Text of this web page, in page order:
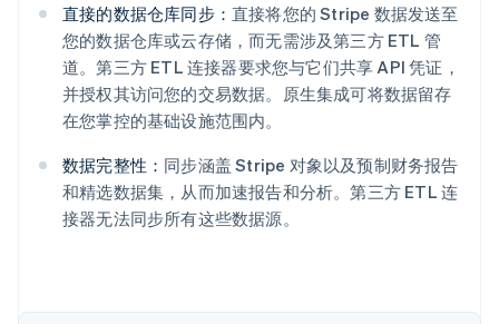
直接的数据仓库同步： 直接将您的 Stripe 数据发送至
您的数据仓库或云存储，而无需涉及第三方 ETL 管
道。第三方 ETL 连接器要求您与它们共享 API 凭证，
并授权其访问您的交易数据。原生集成可将数据留存
在您掌控的基础设施范围内。
数据完整性： 同步涵盖 Stripe 对象以及预制财务报告
和精选数据集，从而加速报告和分析。第三方 ETL 连
接器无法同步所有这些数据源。
爱尔兰
English
爱沙尼亚
English
奥地利
DeutschEnglish
English
巴西
PortuguêsEnglish